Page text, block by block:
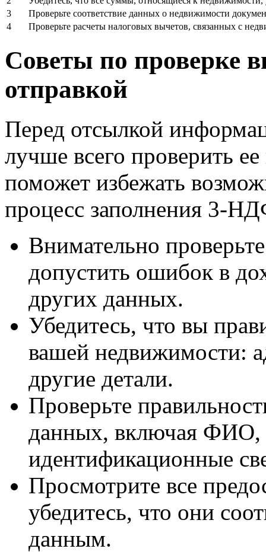
3
Проверьте соответствие данных о недвижимости
4
Проверьте расчеты налоговых вычетов, связанных с
Советы по проверке
отправкой
Перед отсылкой
лучше всего проверить
поможет избежать
процесс заполнения 3-
Внимательно
допустить ошибок в
других данных.
Убедитесь, что вы
вашей недвижимости:
другие детали.
Проверьте
данных, включая
идентификационные
Просмотрите все
убедитесь, что они
данным.